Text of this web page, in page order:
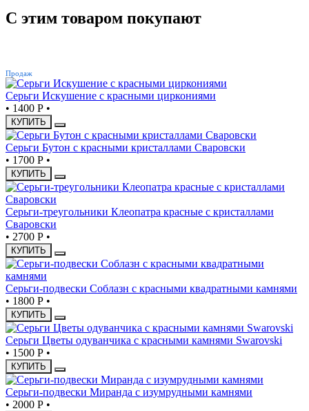
С этим товаром покупают
Продаж
Серьги Искушение с красными циркониями
• 1400 Р •
КУПИТЬ
Серьги Бутон с красными кристаллами Сваровски
• 1700 Р •
КУПИТЬ
Серьги-треугольники Клеопатра красные с кристаллами
Сваровски
• 2700 Р •
КУПИТЬ
Серьги-подвески Соблазн с красными квадратными камнями
• 1800 Р •
КУПИТЬ
Серьги Цветы одуванчика с красными камнями Swarovski
• 1500 Р •
КУПИТЬ
Серьги-подвески Миранда с изумрудными камнями
• 2000 Р •